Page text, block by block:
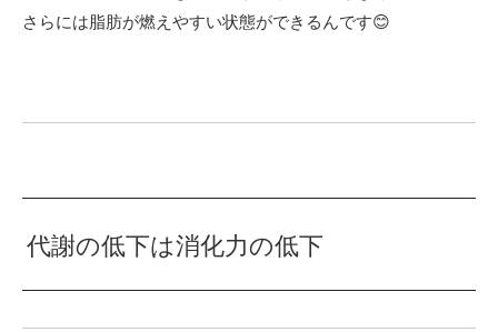
さらには脂肪が燃えやすい状態ができるんです😊
代謝の低下は消化力の低下